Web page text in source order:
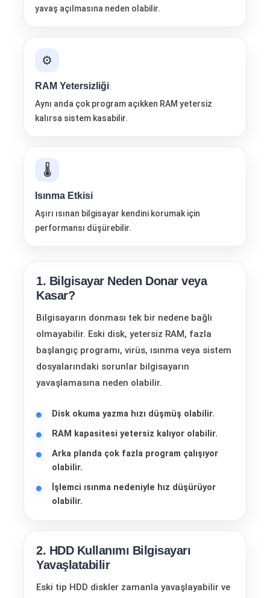
yavaş açılmasına neden olabilir.
⚙️
RAM Yetersizliği
Aynı anda çok program açıkken RAM yetersiz
kalırsa sistem kasabilir.
🌡️
Isınma Etkisi
Aşırı ısınan bilgisayar kendini korumak için
performansı düşürebilir.
1. Bilgisayar Neden Donar veya
Kasar?
Bilgisayarın donması tek bir nedene bağlı
olmayabilir. Eski disk, yetersiz RAM, fazla
başlangıç programı, virüs, ısınma veya sistem
dosyalarındaki sorunlar bilgisayarın
yavaşlamasına neden olabilir.
Disk okuma yazma hızı düşmüş olabilir.
RAM kapasitesi yetersiz kalıyor olabilir.
Arka planda çok fazla program çalışıyor
olabilir.
İşlemci ısınma nedeniyle hız düşürüyor
olabilir.
2. HDD Kullanımı Bilgisayarı
Yavaşlatabilir
Eski tip HDD diskler zamanla yavaşlayabilir ve